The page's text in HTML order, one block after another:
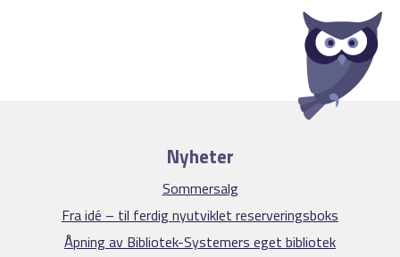
Nyheter
Sommersalg
Fra idé – til ferdig nyutviklet reserveringsboks
Åpning av Bibliotek-Systemers eget bibliotek